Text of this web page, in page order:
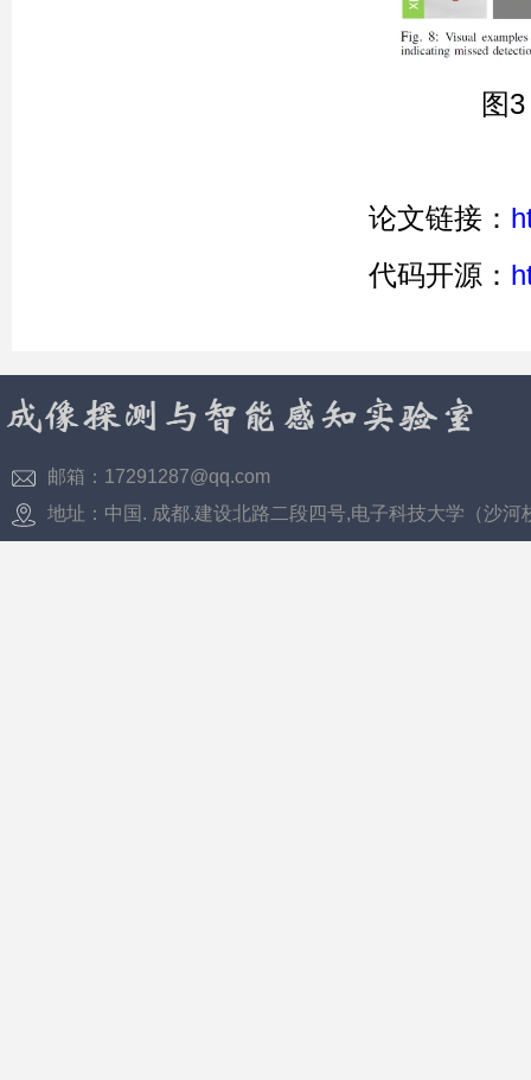
图
论文链接：
代码开源：
邮箱：17291287@qq.com
地址：中国. 成都.建设北路二段四号,电子科技大学（沙河